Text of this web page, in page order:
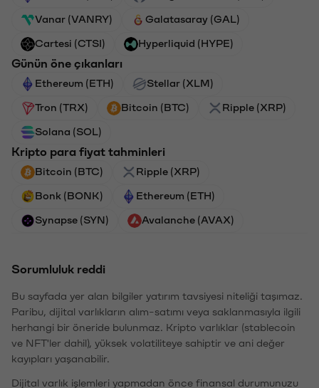
Vanar (VANRY) Galatasaray (GAL)
Cartesi (CTSI) Hyperliquid (HYPE)
Günün öne çıkanları
Ethereum (ETH) Stellar (XLM)
Tron (TRX) Bitcoin (BTC) Ripple (XRP)
Solana (SOL)
Kripto para fiyat tahminleri
Bitcoin (BTC) Ripple (XRP)
Bonk (BONK) Ethereum (ETH)
Synapse (SYN) Avalanche (AVAX)
Sorumluluk reddi
Bu sayfada yer alan bilgiler yatırım tavsiyesi niteliği taşımaz.
Paribu, dijital varlıkların alım-satımı veya saklanmasıyla ilgili
herhangi bir öneride bulunmaz. Kripto varlıklar (stablecoin
ve NFT'ler dahil), yüksek volatiliteye sahiptir ve ani değer
kayıpları yaşanabilir.
Dijital varlık işlemleri yapmadan önce finansal durumunuzu